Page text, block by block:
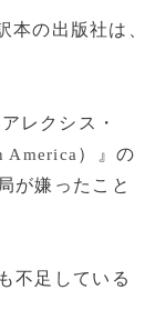
本の出版社は、
レクシス・
America ）』の
が嫌ったこと
不足している